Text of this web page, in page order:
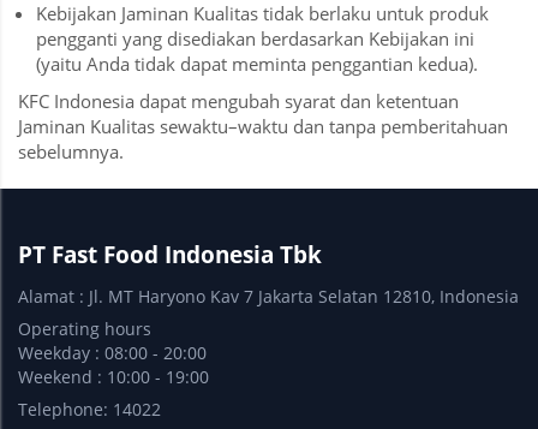
Kebijakan Jaminan Kualitas tidak berlaku untuk produk
pengganti yang disediakan berdasarkan Kebijakan ini
(yaitu Anda tidak dapat meminta penggantian kedua).
KFC Indonesia dapat mengubah syarat dan ketentuan
Jaminan Kualitas sewaktu–waktu dan tanpa pemberitahuan
sebelumnya.
PT Fast Food Indonesia Tbk
Alamat : Jl. MT Haryono Kav 7 Jakarta Selatan 12810, Indonesia
Operating hours
Weekday : 08:00 - 20:00
Weekend : 10:00 - 19:00
Telephone: 14022